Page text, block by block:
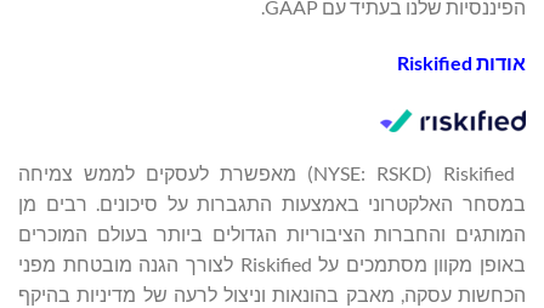
הפיננסיות שלנו בעתיד עם GAAP.
אודות Riskified
‏ Riskified ‏(NYSE: RSKD) מאפשרת לעסקים לממש צמיחה
במסחר האלקטרוני באמצעות התגברות על סיכונים. רבים מן
המותגים והחברות הציבוריות הגדולים ביותר בעולם המוכרים
באופן מקוון מסתמכים על Riskified לצורך הגנה מובטחת מפני
הכחשות עסקה, מאבק בהונאות וניצול לרעה של מדיניות בהיקף